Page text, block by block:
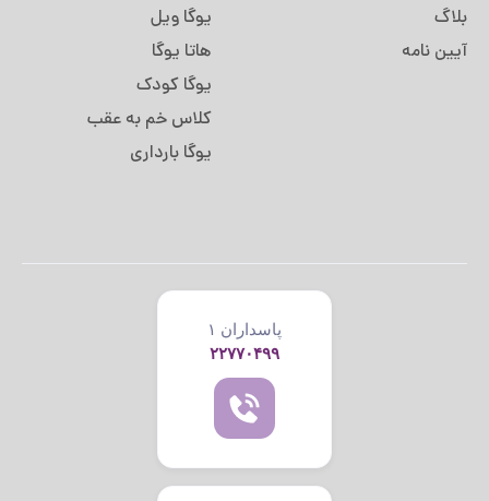
بلاگ
آیین نامه
یوگا ویل
هاتا یوگا
یوگا کودک
کلاس خم به عقب
یوگا بارداری
پاسداران ۱
۲۲۷۷۰۴۹۹